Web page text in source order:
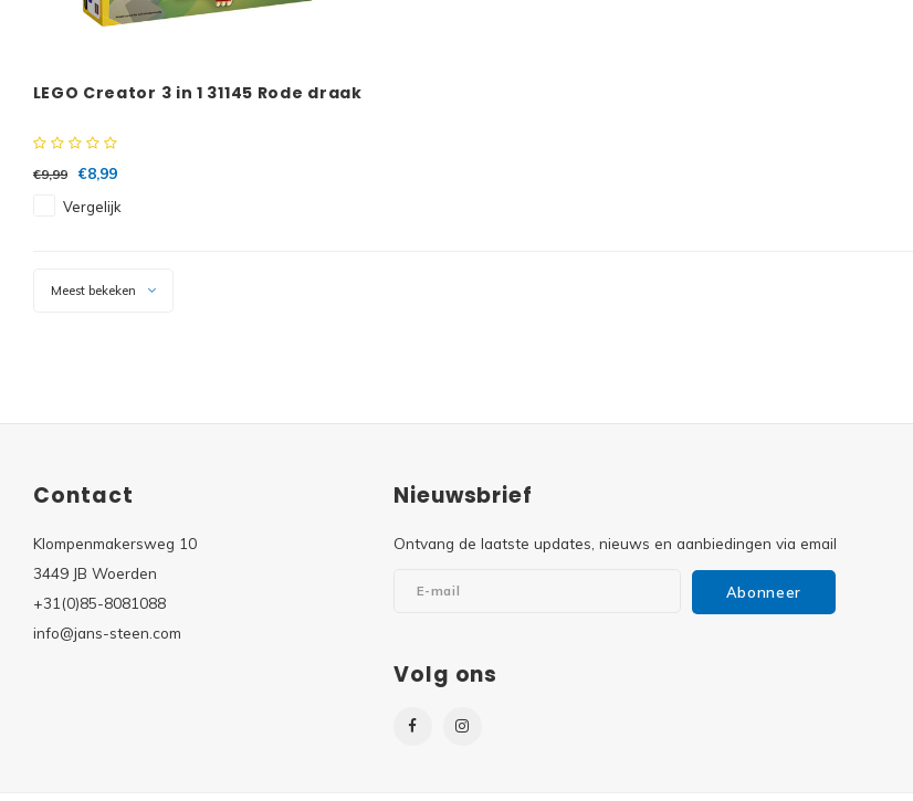
LEGO Creator 3 in 1 31145 Rode draak
€9,99
€8,99
Vergelijk
Meest bekeken
Contact
Klompenmakersweg 10
3449 JB Woerden
+31(0)85-8081088
info@jans-steen.com
Nieuwsbrief
Ontvang de laatste updates, nieuws en aanbiedingen via email
Abonneer
Volg ons